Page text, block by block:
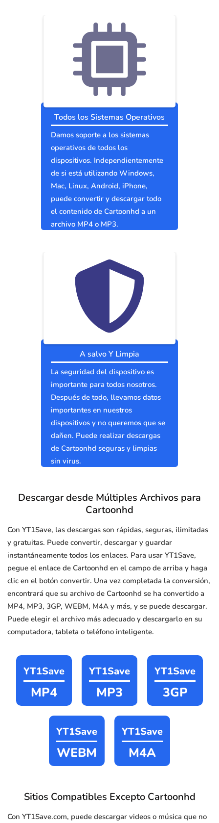
Todos los Sistemas Operativos
Damos soporte a los sistemas
operativos de todos los
dispositivos. Independientemente
de si está utilizando Windows,
Mac, Linux, Android, iPhone,
puede convertir y descargar todo
el contenido de Cartoonhd a un
archivo MP4 o MP3.
A salvo Y Limpia
La seguridad del dispositivo es
importante para todos nosotros.
Después de todo, llevamos datos
importantes en nuestros
dispositivos y no queremos que se
dañen. Puede realizar descargas
de Cartoonhd seguras y limpias
sin virus.
Descargar desde Múltiples Archivos para
Cartoonhd
Con YT1Save, las descargas son rápidas, seguras, ilimitadas
y gratuitas. Puede convertir, descargar y guardar
instantáneamente todos los enlaces. Para usar YT1Save,
pegue el enlace de Cartoonhd en el campo de arriba y haga
clic en el botón convertir. Una vez completada la conversión,
encontrará que su archivo de Cartoonhd se ha convertido a
MP4, MP3, 3GP, WEBM, M4A y más, y se puede descargar.
Puede elegir el archivo más adecuado y descargarlo en su
computadora, tableta o teléfono inteligente.
YT1Save
MP4
YT1Save
MP3
YT1Save
3GP
YT1Save
WEBM
YT1Save
M4A
Sitios Compatibles Excepto Cartoonhd
Con YT1Save.com, puede descargar videos o música que no